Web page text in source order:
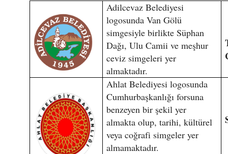
Adilcevaz Belediyesi
logosunda Van Gölü
simgesiyle birlikte Süphan
Dağı, Ulu Camii ve meşhur
ceviz simgeleri yer
almaktadır.
Ahlat Belediyesi logosunda
Cumhurbaşkanlığı forsuna
benzeyen bir şekil yer
almakta olup, tarihi, kültürel
veya coğrafi simgeler yer
almamaktadır.